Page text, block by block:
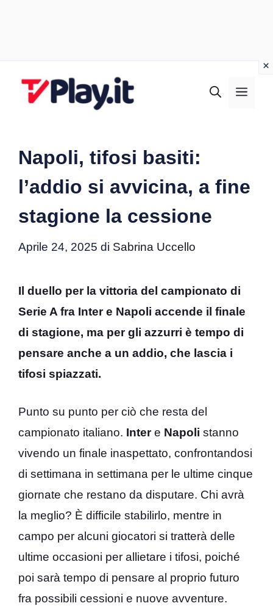
Napoli, tifosi basiti:
l’addio si avvicina, a fine
stagione la cessione
Aprile 24, 2025 di Sabrina Uccello
Il duello per la vittoria del campionato di
Serie A fra Inter e Napoli accende il finale
di stagione, ma per gli azzurri è tempo di
pensare anche a un addio, che lascia i
tifosi spiazzati.
Punto su punto per ciò che resta del
campionato italiano. Intere Napoli stanno
vivendo un finale inaspettato, confrontandosi
di settimana in settimana per le ultime cinque
giornate che restano da disputare. Chi avrà
la meglio? È difficile stabilirlo, mentre in
campo per alcuni giocatori si tratterà delle
ultime occasioni per allietare i tifosi, poiché
poi sarà tempo di pensare al proprio futuro
fra possibili cessioni e nuove avventure.